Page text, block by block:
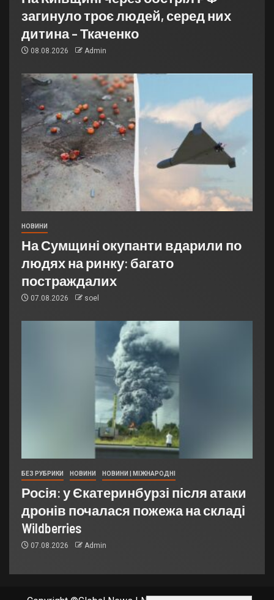
загинуло троє людей, серед них
дитина – Ткаченко
08.08.2026 Admin
НОВИНИ
На Сумщині окупанти вдарили по
людях на ринку: багато
постраждалих
07.08.2026 soel
БЕЗ РУБРИКИ НОВИНИ НОВИНИ | МІЖНАРОДНІ
Росія: у Єкатеринбурзі після атаки
дронів почалася пожежа на складі
Wildberries
07.08.2026 Admin